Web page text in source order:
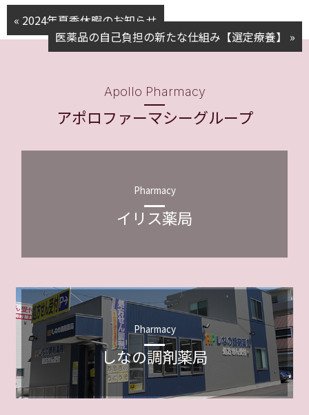
« 2024年夏季休暇のお知らせ
医薬品の自己負担の新たな仕組み【選定療養】 »
Apollo Pharmacy
アポロファーマシーグループ
Pharmacy
イリス薬局
Pharmacy
しなの調剤薬局